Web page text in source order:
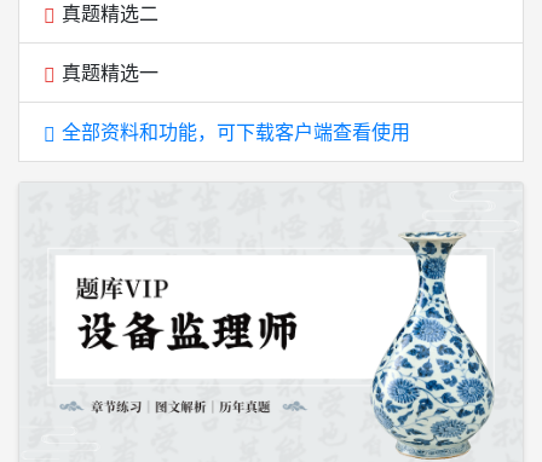
真题精选二
真题精选一
全部资料和功能，可下载客户端查看使用